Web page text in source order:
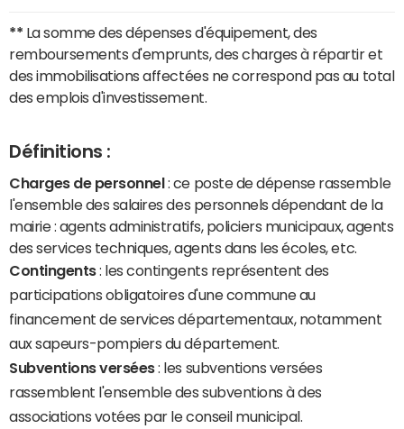
** La somme des dépenses d'équipement, des
remboursements d'emprunts, des charges à répartir et
des immobilisations affectées ne correspond pas au total
des emplois d'investissement.
Définitions :
Charges de personnel : ce poste de dépense rassemble
l'ensemble des salaires des personnels dépendant de la
mairie : agents administratifs, policiers municipaux, agents
des services techniques, agents dans les écoles, etc.
Contingents: les contingents représentent des
participations obligatoires d'une commune au
financement de services départementaux, notamment
aux sapeurs-pompiers du département.
Subventions versées: les subventions versées
rassemblent l'ensemble des subventions à des
associations votées par le conseil municipal.